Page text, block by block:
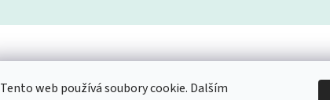
Tento web používá soubory cookie. Dalším